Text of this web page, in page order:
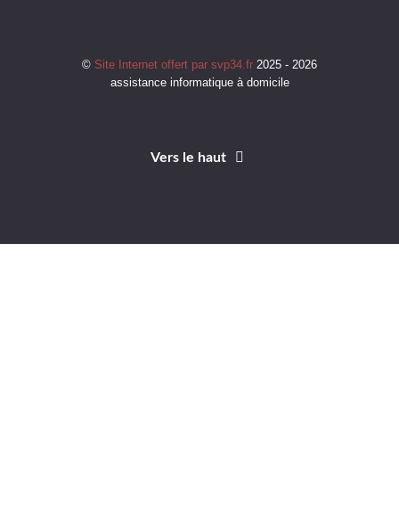
© Site Internet offert par svp34.fr 2025 - 2026
assistance informatique à domicile
Vers le haut